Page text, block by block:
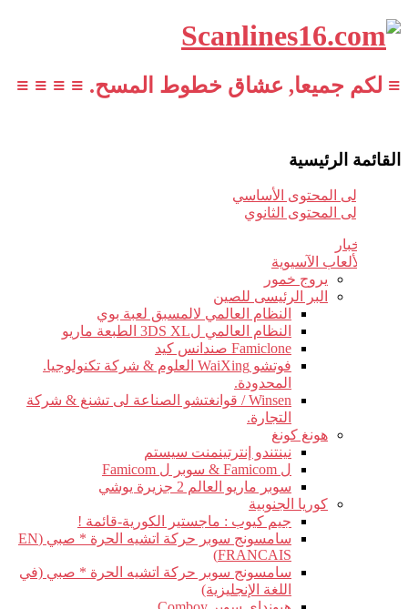
≡ لكم جميعا, عشاق خطوط المسح. ≡ ≡ ≡ ≡
القائمة الرئيسية
تخطي إلى المحتوى الأساسي
تخطي إلى المحتوى الثانوي
أخبار
الألعاب الآسيوية
يروج خمور
البر الرئيسى للصين
النظام العالمي لالمسبق لعبة بوي
النظام العالمي ل3DS XL الطبعة ماريو
Famiclone صندانس كيد
فوتشو WaiXing العلوم & شركة تكنولوجيا.
المحدودة.
Winsen / قوانغتشو الصناعة لى تشنغ & شركة
التجارة.
هونغ كونغ
نينتندو إنترتينمنت سيستم
ل Famicom & سوبر ل Famicom
سوبر ماريو العالم 2 جزيرة يوشي
كوريا الجنوبية
جيم كيوب : ماجستير الكورية-قائمة !
سامسونج سوبر حركة اتشيه الحرة * صبي (EN
FRANCAIS)
سامسونج سوبر حركة اتشيه الحرة * صبي (في
اللغة الإنجليزية)